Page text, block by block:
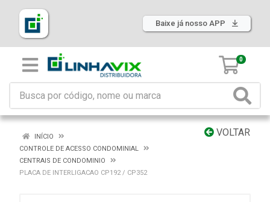
Baixe já nosso APP
0
VOLTAR
INÍCIO
CONTROLE DE ACESSO CONDOMINIAL
CENTRAIS DE CONDOMINIO
PLACA DE INTERLIGACAO CP192 / CP352